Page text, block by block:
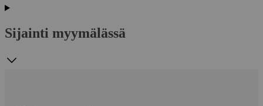
Sijainti myymälässä